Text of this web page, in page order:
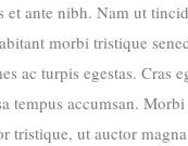
et ante nibh. Nam ut
morbi tristique
ac turpis egestas. Cras
tempus accumsan.
tristique, ut auctor